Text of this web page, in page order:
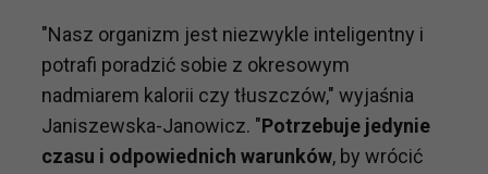
"Nasz organizm jest niezwykle inteligentny i
potrafi poradzić sobie z okresowym
nadmiarem kalorii czy tłuszczów," wyjaśnia
Janiszewska-Janowicz. "Potrzebuje jedynie
czasu i odpowiednich warunków, by wrócić